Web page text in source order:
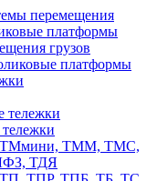
перемещения
платформы
грузов
платформы
тележки
ТМмини, ТММ, ТМС,
ТДЯ